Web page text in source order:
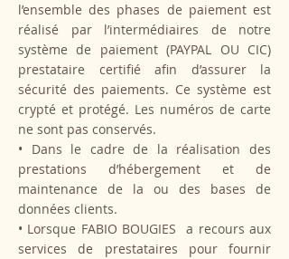
l’ensemble des phases de paiement est
réalisé par l’intermédiaires de notre
système de paiement (PAYPAL OU CIC)
prestataire certifié afin d’assurer la
sécurité des paiements. Ce système est
crypté et protégé. Les numéros de carte
ne sont pas conservés.
• Dans le cadre de la réalisation des
prestations d’hébergement et de
maintenance de la ou des bases de
données clients.
• Lorsque FABIO BOUGIES a recours aux
services de prestataires pour fournir